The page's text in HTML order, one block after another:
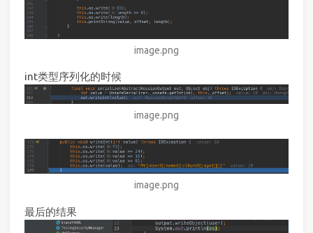
image.png
int类型序列化的时候
image.png
image.png
最后的结果